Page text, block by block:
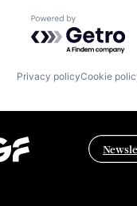
Powered by
Privacy policyCookie